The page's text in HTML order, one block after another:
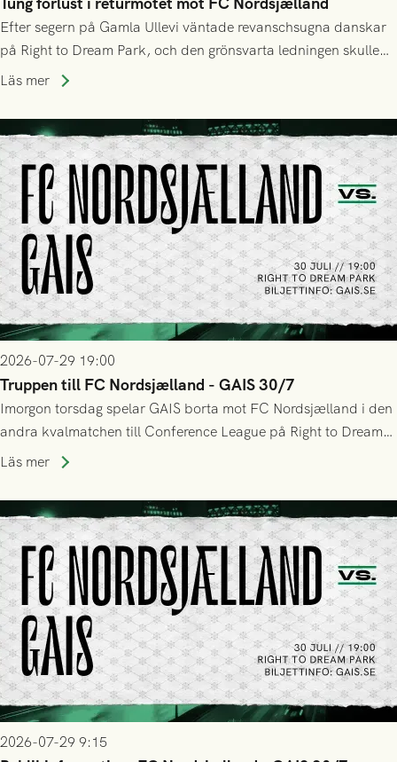
Efter segern på Gamla Ullevi väntade revanschsugna danskar
på Right to Dream Park, och den grönsvarta ledningen skulle
upphöra efter mindre än kvarten spelad. På lika mark visade
tennissiffror och det grönsvarta europaäventyret tog slut.
Läs mer
2026-07-29 19:00
Truppen till FC Nordsjælland - GAIS 30/7
Imorgon torsdag spelar GAIS borta mot FC Nordsjælland i den
andra kvalmatchen till Conference League på Right to Dream
Park! Fredrik Holmberg och ledarstaben har tagit ut följande
Läs mer
2026-07-29 9:15